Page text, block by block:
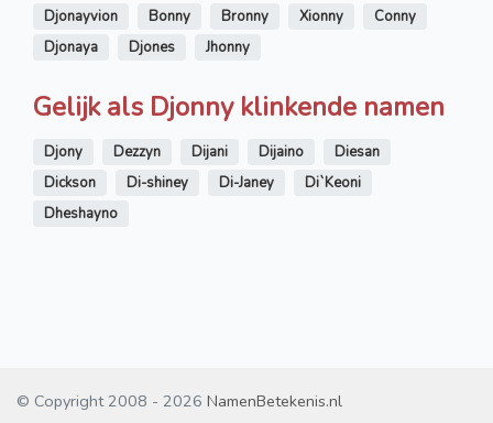
Djonayvion
Bonny Bronny Xionny
Conny
Djonaya
Djones Jhonny
Gelijk als Djonny klinkende namen
Djony Dezzyn Dijani Dijaino
Diesan
Dickson
Di-shiney Di-Janey
Di`Keoni
Dheshayno
© Copyright 2008 - 2026 NamenBetekenis.nl